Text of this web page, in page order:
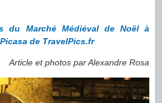
du Marché Médiéval de Noël à
Picasa de TravelPics.fr
Article et photos par Alexandre Rosa